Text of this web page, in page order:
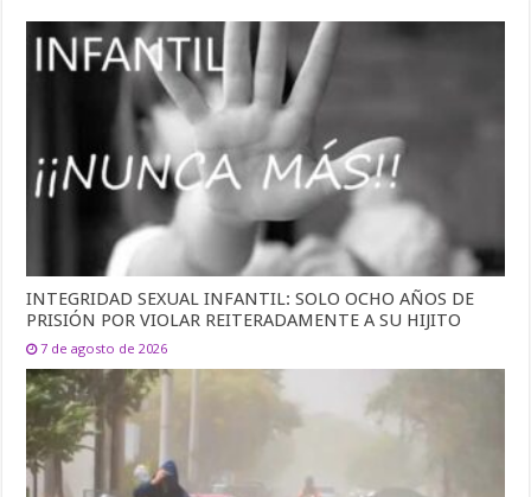
INTEGRIDAD SEXUAL INFANTIL: SOLO OCHO AÑOS DE
PRISIÓN POR VIOLAR REITERADAMENTE A SU HIJITO
7 de agosto de 2026